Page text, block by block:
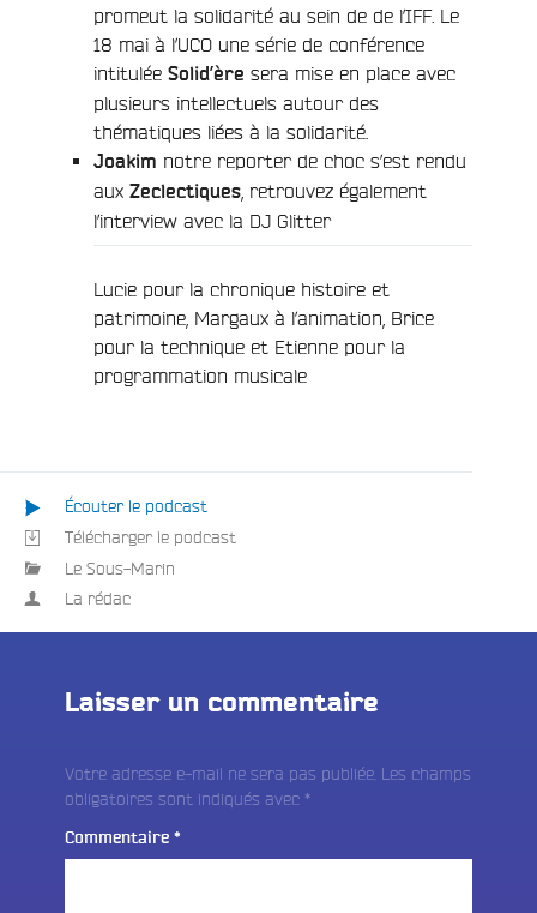
promeut la solidarité au sein de de l’IFF. Le
18 mai à l’UCO une série de conférence
intituléeSolid’ère sera mise en place avec
plusieurs intellectuels autour des
thématiques liées à la solidarité.
Joakim notre reporter de choc s’est rendu
auxZeclectiques , retrouvez également
l’interview avec la DJ Glitter
Lucie pour la chronique histoire et
patrimoine, Margaux à l’animation, Brice
pour la technique et Etienne pour la
programmation musicale
Écouter le podcast
Télécharger le podcast
Le Sous-Marin
La rédac
Laisser un commentaire
Votre adresse e-mail ne sera pas publiée. Les champs
obligatoires sont indiqués avec *
Commentaire *